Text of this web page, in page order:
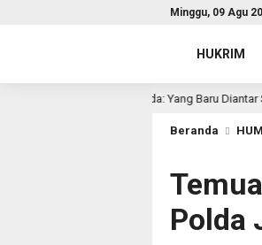
Minggu, 09 Agu
HUKRIM
Diteken, Sekda: Yang Baru Diantar SP3
Beranda
Polda